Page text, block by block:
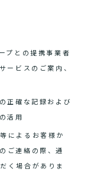
プとの提携事業者
ービスのご案内、
正確な記録および
活用
によるお客様か
ご連絡の際、通
く場合がありま